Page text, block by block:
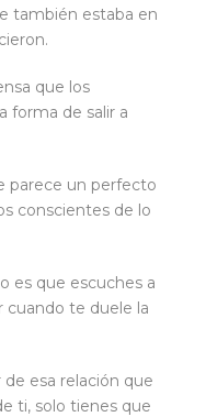
también estaba en
que los
forma de salir a
parece un perfecto
conscientes de lo
es que escuches a
cuando te duele la
esa relación que
ti, solo tienes que